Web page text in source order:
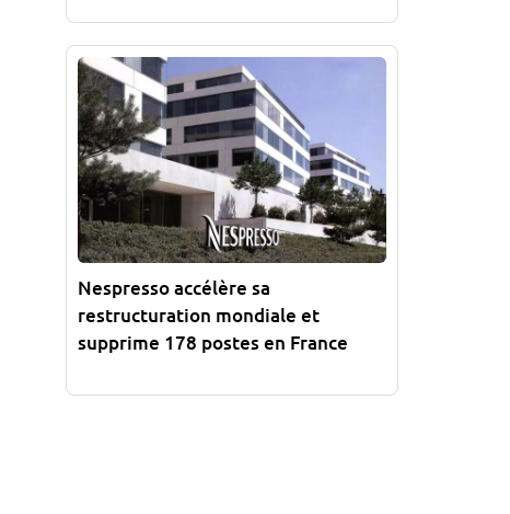
Nespresso accélère sa
restructuration mondiale et
supprime 178 postes en France